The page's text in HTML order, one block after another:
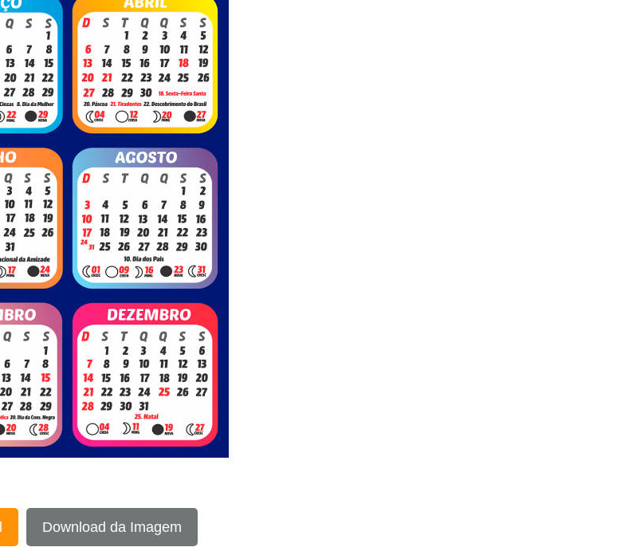
Download da Imagem